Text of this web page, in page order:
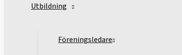
Utbildning
Föreningsledare